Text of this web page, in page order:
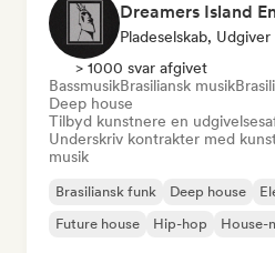
Dreamers Island
Pladeselskab, Udgiver
> 1000 svar afgivet
BassmusikBrasiliansk musik
Deep house
Tilbyd kunstnere en
Underskriv kontrakter med
musik
Brasiliansk funk Deep house
Future house
Hip-hop House-